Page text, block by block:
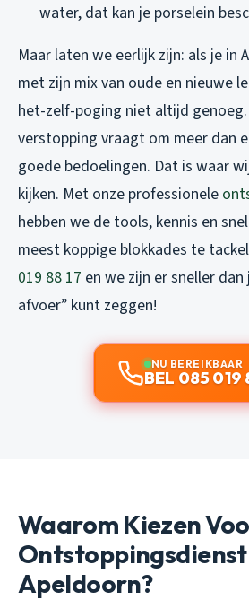
water, dat kan je porselein
Maar laten we eerlijk zijn: als je in
met zijn mix van oude en nieuwe
het-zelf-poging niet altijd
verstopping vraagt om meer dan
goede bedoelingen. Dat is waar
kijken. Met onze professionele
hebben we de tools, kennis en
meest koppige blokkades te
019 88 17 en we zijn er sneller
afvoer” kunt zeggen!
NU BEREIKBAAR
BEL 085 019
Waarom Kiezen
Apeldoorn?